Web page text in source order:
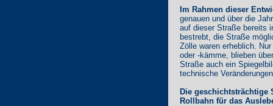
Im Rahmen dieser
genauen und über die
auf dieser Straße bereits
bestrebt, die Straße
Zölle waren erheblich.
oder -kämme, blieben
Straße auch ein
technische
Die geschichtsträchtige
Rollbahn für das